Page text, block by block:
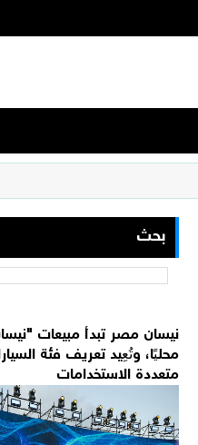
بحث
نيسان مصر تبدأ مبيعات
محليًا، وتُعِيد تعريف فئة
متعددة الاستخدامات